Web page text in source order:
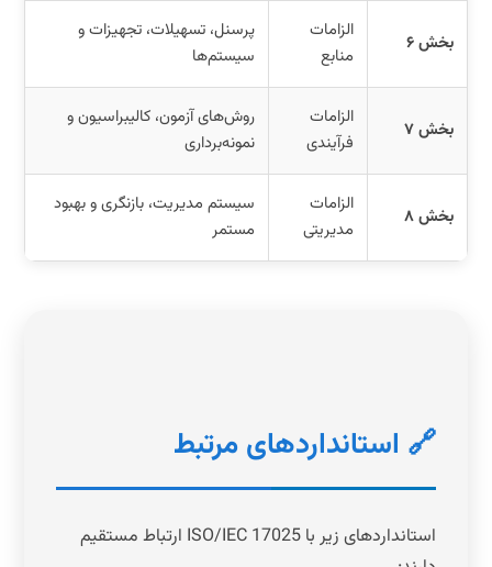
بخش ۶
الزامات
منابع
پرسنل، تسهیلات، تجهیزات و
سیستم‌ها
بخش ۷
الزامات
فرآیندی
روش‌های آزمون، کالیبراسیون و
نمونه‌برداری
بخش ۸
الزامات
مدیریتی
سیستم مدیریت، بازنگری و بهبود
مستمر
🔗 استانداردهای مرتبط
استانداردهای زیر با ISO/IEC 17025 ارتباط مستقیم